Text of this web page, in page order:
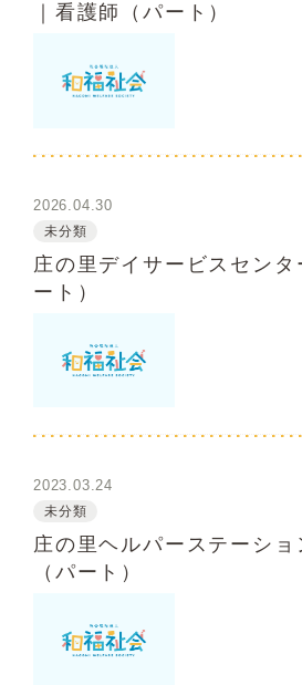
｜看護師（パート）
2026.04.30
未分類
庄の里デイサービスセン
ート）
2023.03.24
未分類
庄の里ヘルパーステーシ
（パート）